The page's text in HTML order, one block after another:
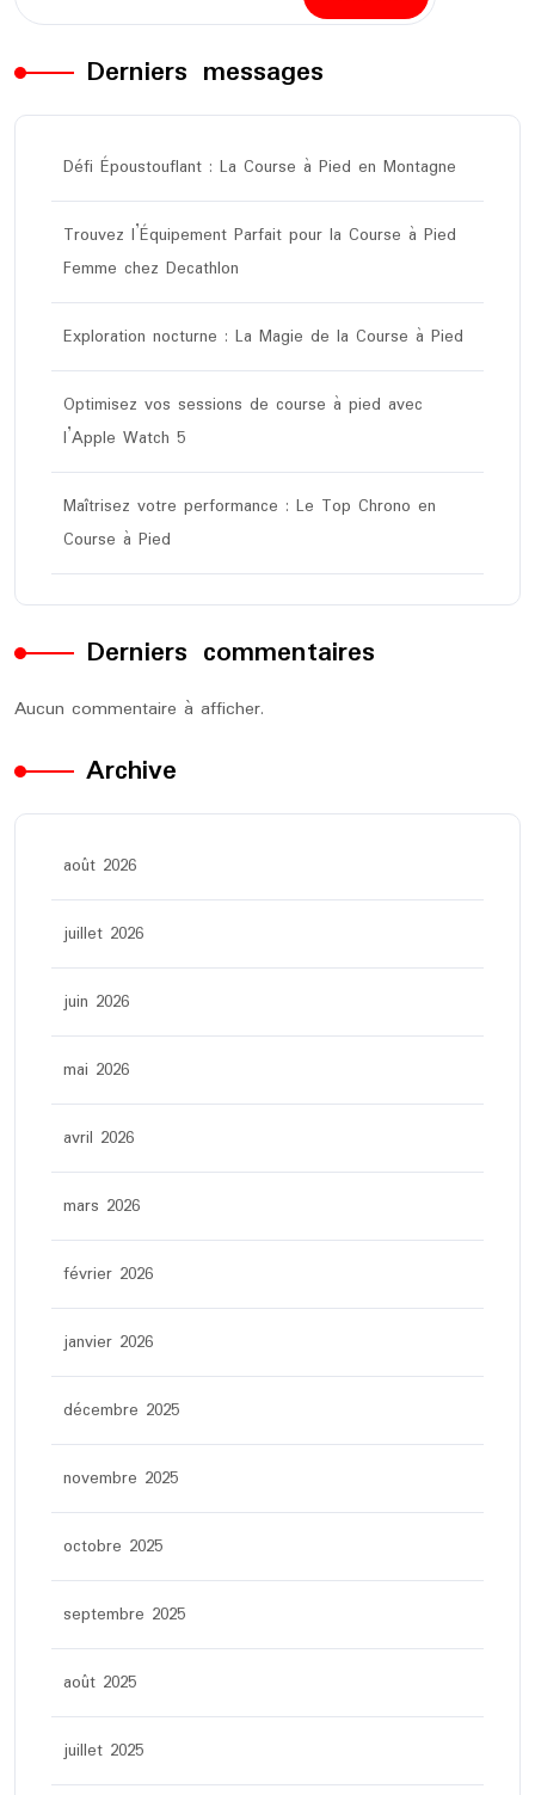
Derniers messages
Défi Époustouflant : La Course à Pied en Montagne
Trouvez l’Équipement Parfait pour la Course à Pied
Femme chez Decathlon
Exploration nocturne : La Magie de la Course à Pied
Optimisez vos sessions de course à pied avec
l’Apple Watch 5
Maîtrisez votre performance : Le Top Chrono en
Course à Pied
Derniers commentaires
Aucun commentaire à afficher.
Archive
août 2026
juillet 2026
juin 2026
mai 2026
avril 2026
mars 2026
février 2026
janvier 2026
décembre 2025
novembre 2025
octobre 2025
septembre 2025
août 2025
juillet 2025